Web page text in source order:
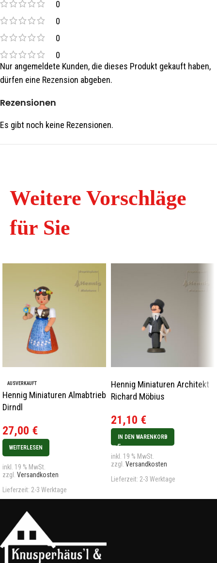
0
0
0
0
Rezensionen
Es gibt noch keine Rezensionen.
Nur angemeldete Kunden, die dieses Produkt gekauft haben,
dürfen eine Rezension abgeben.
Weitere Vorschläge
für Sie
AUSVERKAUFT
Hennig Miniaturen Almabtrieb
Dirndl
27,00 €
WEITERLESEN
inkl. 19 % MwSt.
zzgl. Versandkosten
Lieferzeit: 2-3 Werktage
Hennig Miniaturen Architekt
Richard Möbius
21,10 €
IN DEN WARENKORB
inkl. 19 % MwSt.
zzgl. Versandkosten
Lieferzeit: 2-3 Werktage